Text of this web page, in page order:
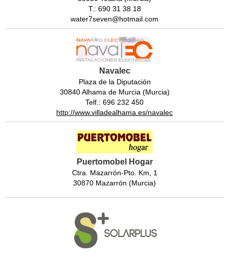
T.: 690 31 38 18
water7seven@hotmail.com
Navalec
Plaza de la Diputación
30840 Alhama de Murcia (Murcia)
Telf.: 696 232 450
http://www.villadealhama.es/navalec
Puertomobel Hogar
Ctra. Mazarrón-Pto. Km, 1
30870 Mazarrón (Murcia)